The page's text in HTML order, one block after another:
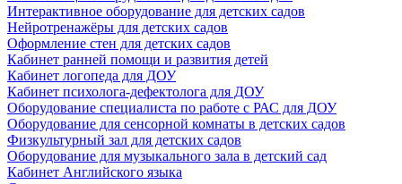
Интерактивное оборудование для детских садов
Нейротренажёры для детских садов
Оформление стен для детских садов
Кабинет ранней помощи и развития детей
Кабинет логопеда для ДОУ
Кабинет психолога-дефектолога для ДОУ
Оборудование специалиста по работе с РАС для ДОУ
Оборудование для сенсорной комнаты в детских садов
Физкультурный зал для детских садов
Оборудование для музыкального зала в детский сад
Кабинет Английского языка